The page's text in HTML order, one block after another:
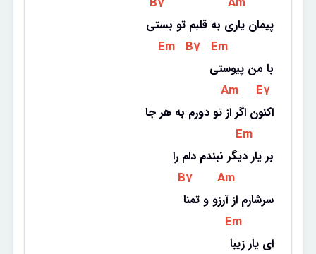
پیمان یاری به قلبم تو بستی
Em B7 Em
با من پیوستی
Am E7
اکنون اگر از تو دورم به هر جا
Em
بر یار دیگر نبندم دلم را
B7 Am
سرشارم از آرزو و تمنا
Em
ای یار زیبا